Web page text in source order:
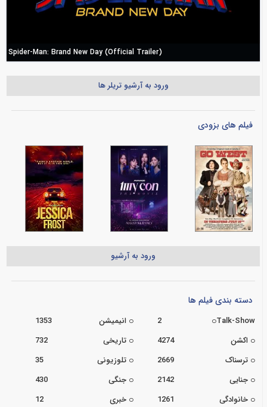
Spider-Man: Brand New Day (Official Trailer)
ورود به آرشیو تریلر ها
فیلم های بزودی
ورود به آرشیو
دسته بندی فیلم ها
Talk-Show
2 انیمیشن
1353
اکشن
4274 تاریخی
732
ترسناک
2669 تلوزیونی
35
جنایی
2142 جنگی
430
خانوادگی
1261 خبری
12